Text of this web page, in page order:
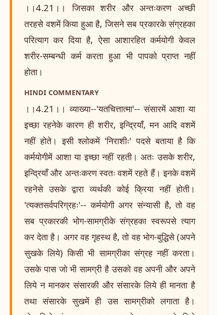
।।4.21।। जिसका शरीर और अन्तःकरण अच्छी
तरहसे वशमें किया हुआ है, जिसने सब प्रकारके संग्रहका
परित्याग कर दिया है, ऐसा आशारहित कर्मयोगी केवल
शरीर-सम्बन्धी कर्म करता हुआ भी पापको प्राप्त नहीं
होता।
HINDI COMMENTARY
।।4.21।। व्याख्या--'यतचित्तात्मा'-- संसारमें आशा या
इच्छा रहनेके कारण ही शरीर, इन्द्रियाँ, मन आदि वशमें
नहीं होते। इसी श्लोकमें 'निराशीः' पदसे बताया है कि
कर्मयोगीमें आशा या इच्छा नहीं रहती। अतः उसके शरीर,
इन्द्रियाँ और अन्तःकरण स्वतः वशमें रहते हैं। इनके वशमें
रहनेसे उसके द्वारा व्यर्थकी कोई क्रिया नहीं होती।
'त्यक्तसर्वपरिग्रहः'-- कर्मयोगी अगर संन्यासी है, तो वह
सब प्रकारकी भोग-सामग्रीके संग्रहका स्वरूपसे त्याग
कर देता है। अगर वह गृहस्थ है, तो वह भोग-बुद्धिसे (अपने
सुखके लिये) किसी भी सामग्रीका संग्रह नहीं करता।
उसके पास जो भी सामग्री है उसको वह अपनी और अपने
लिये न मानकर संसारकी और संसारके लिये ही मानता है
तथा संसारके सुखमें ही उस सामग्रीको लगाता है।